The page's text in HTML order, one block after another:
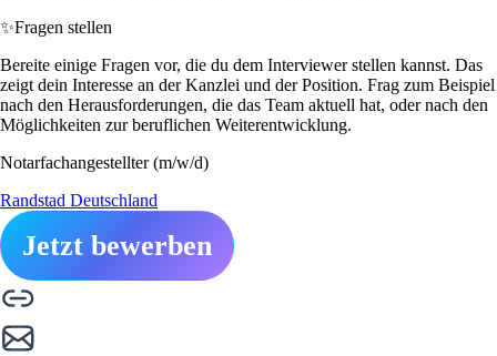
✨Fragen stellen
Bereite einige Fragen vor, die du dem Interviewer stellen kannst. Das
zeigt dein Interesse an der Kanzlei und der Position. Frag zum Beispiel
nach den Herausforderungen, die das Team aktuell hat, oder nach den
Möglichkeiten zur beruflichen Weiterentwicklung.
Notarfachangestellter (m/w/d)
Randstad Deutschland
Jetzt bewerben